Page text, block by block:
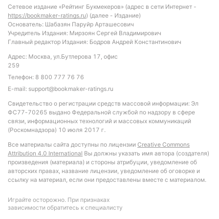
фактору. Вероятен матч с несколькими голами,
учитывая средние показатели лиги и склонность
обеих команд к результативной игре.
Рекомендуется обратить внимание на ставку «обе
команды забьют», которая имеет высокую
вероятность с учетом 59% подобных матчей в
лиге. Также интересна ставка на тотал больше 2.5
голов, учитывая тенденцию к результативности и
статистику последних игр обеих команд.
Обновлено:
Автор
Михаил Кузнецов
Сетевое издание «Рейтинг Букмекеров» (адрес в сети Интернет -
https://bookmaker-ratings.ru) (далее - Издание)
Основатель: Шабазян Паруйр Арташесович
Учредитель Издания: Мирзоян Сергей Владимирович
Главный редактор Издания: Бодров Андрей Константинович
Адрес: Москва, ул.Бутлерова 17, офис
259
Телефон: 8 800 777 76 76
E-mail: support@bookmaker-ratings.ru
Свидетельство о регистрации средств массовой информации: Эл
ФС77-70265 выдано Федеральной службой по надзору в сфере
связи, информационных технологий и массовых коммуникаций
(Роскомнадзора) 10 июля 2017 г.
Все материалы сайта доступны по лицензии Creative Commons
Attribution 4.0 International Вы должны указать имя автора (создателя)
произведения (материала) и стороны атрибуции, уведомление об
авторских правах, название лицензии, уведомление об оговорке и
ссылку на материал, если они предоставлены вместе с материалом.
Играйте осторожно. При признаках
зависимости обратитесь к специалисту